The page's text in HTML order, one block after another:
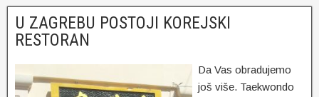
U ZAGREBU POSTOJI KOREJSKI
RESTORAN
Da Vas obradujemo
još više. Taekwondo